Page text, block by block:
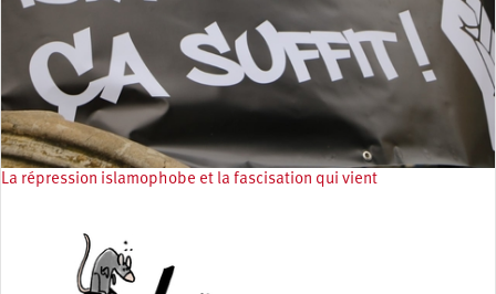
La répression islamophobe et la fascisation qui vient